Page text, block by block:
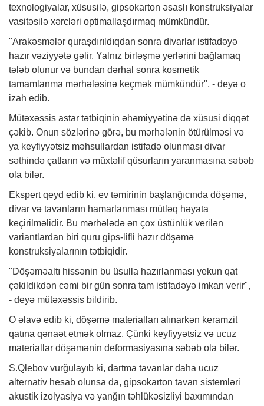
texnologiyalar, xüsusilə, gipsokarton əsaslı konstruksiyalar
vasitəsilə xərcləri optimallaşdırmaq mümkündür.
"Arakəsmələr quraşdırıldıqdan sonra divarlar istifadəyə
hazır vəziyyətə gəlir. Yalnız birləşmə yerlərini bağlamaq
tələb olunur və bundan dərhal sonra kosmetik
tamamlanma mərhələsinə keçmək mümkündür", - deyə o
izah edib.
Mütəxəssis astar tətbiqinin əhəmiyyətinə də xüsusi diqqət
çəkib. Onun sözlərinə görə, bu mərhələnin ötürülməsi və
ya keyfiyyətsiz məhsullardan istifadə olunması divar
səthində çatların və müxtəlif qüsurların yaranmasına səbəb
ola bilər.
Ekspert qeyd edib ki, ev təmirinin başlanğıcında döşəmə,
divar və tavanların hamarlanması mütləq həyata
keçirilməlidir. Bu mərhələdə ən çox üstünlük verilən
variantlardan biri quru gips-lifli hazır döşəmə
konstruksiyalarının tətbiqidir.
"Döşəməaltı hissənin bu üsulla hazırlanması yekun qat
çəkildikdən cəmi bir gün sonra tam istifadəyə imkan verir",
- deyə mütəxəssis bildirib.
O əlavə edib ki, döşəmə materialları alınarkən keramzit
qatına qənaət etmək olmaz. Çünki keyfiyyətsiz və ucuz
materiallar döşəmənin deformasiyasına səbəb ola bilər.
S.Qlebov vurğulayıb ki, dartma tavanlar daha ucuz
alternativ hesab olunsa da, gipsokarton tavan sistemləri
akustik izolyasiya və yanğın təhlükəsizliyi baxımından